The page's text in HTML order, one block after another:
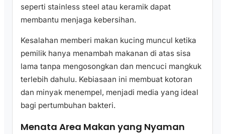
seperti stainless steel atau keramik dapat
membantu menjaga kebersihan.
Kesalahan memberi makan kucing muncul ketika
pemilik hanya menambah makanan di atas sisa
lama tanpa mengosongkan dan mencuci mangkuk
terlebih dahulu. Kebiasaan ini membuat kotoran
dan minyak menempel, menjadi media yang ideal
bagi pertumbuhan bakteri.
Menata Area Makan yang Nyaman